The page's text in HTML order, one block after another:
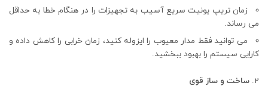
زمان تریپ یونیت سریع آسیب به تجهیزات را در هنگام خطا به حداقل
می رساند.
می توانید فقط مدار معیوب را ایزوله کنید، زمان خرابی را کاهش داده و
کارایی سیستم را بهبود ببخشید.
ساخت و ساز قوی